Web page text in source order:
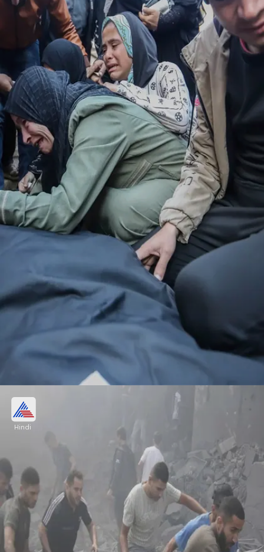
Image credits: Getty
इजराइली सेना पर गिदी हदीद के आरोप
पर मॉडल गिगी हदीद ने दावा किया था कि इजरायल उन
फिलिस्तिनियों के शरीर से अंग निकाल रहे हैं, जो मर चुके हैं और
किसी तरह उनके शव इजराइल के हाथ लग गए।
Image credits: Getty
Hindi